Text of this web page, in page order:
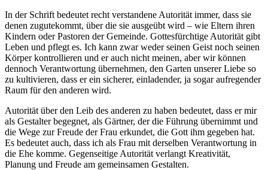
In der Schrift bedeutet recht verstandene Autorität immer, dass sie
denen zugutekommt, über die sie ausgeübt wird – wie Eltern ihren
Kindern oder Pastoren der Gemeinde. Gottesfürchtige Autorität gibt
Leben und pflegt es. Ich kann zwar weder seinen Geist noch seinen
Körper kontrollieren und er auch nicht meinen, aber wir können
dennoch Verantwortung übernehmen, den Garten unserer Liebe so
zu kultivieren, dass er ein sicherer, einladender, ja sogar aufregender
Raum für den anderen wird.
Autorität über den Leib des anderen zu haben bedeutet, dass er mir
als Gestalter begegnet, als Gärtner, der die Führung übernimmt und
die Wege zur Freude der Frau erkundet, die Gott ihm gegeben hat.
Es bedeutet auch, dass ich als Frau mit derselben Verantwortung in
die Ehe komme. Gegenseitige Autorität verlangt Kreativität,
Planung und Freude am gemeinsamen Gestalten.